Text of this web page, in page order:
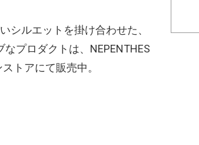
シルエットを掛け合わせた、
プロダクトは、NEPENTHES
トアにて販売中。